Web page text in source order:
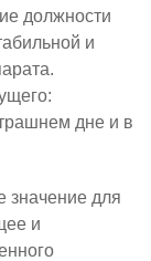
должности
и
дне и в
значение для
и